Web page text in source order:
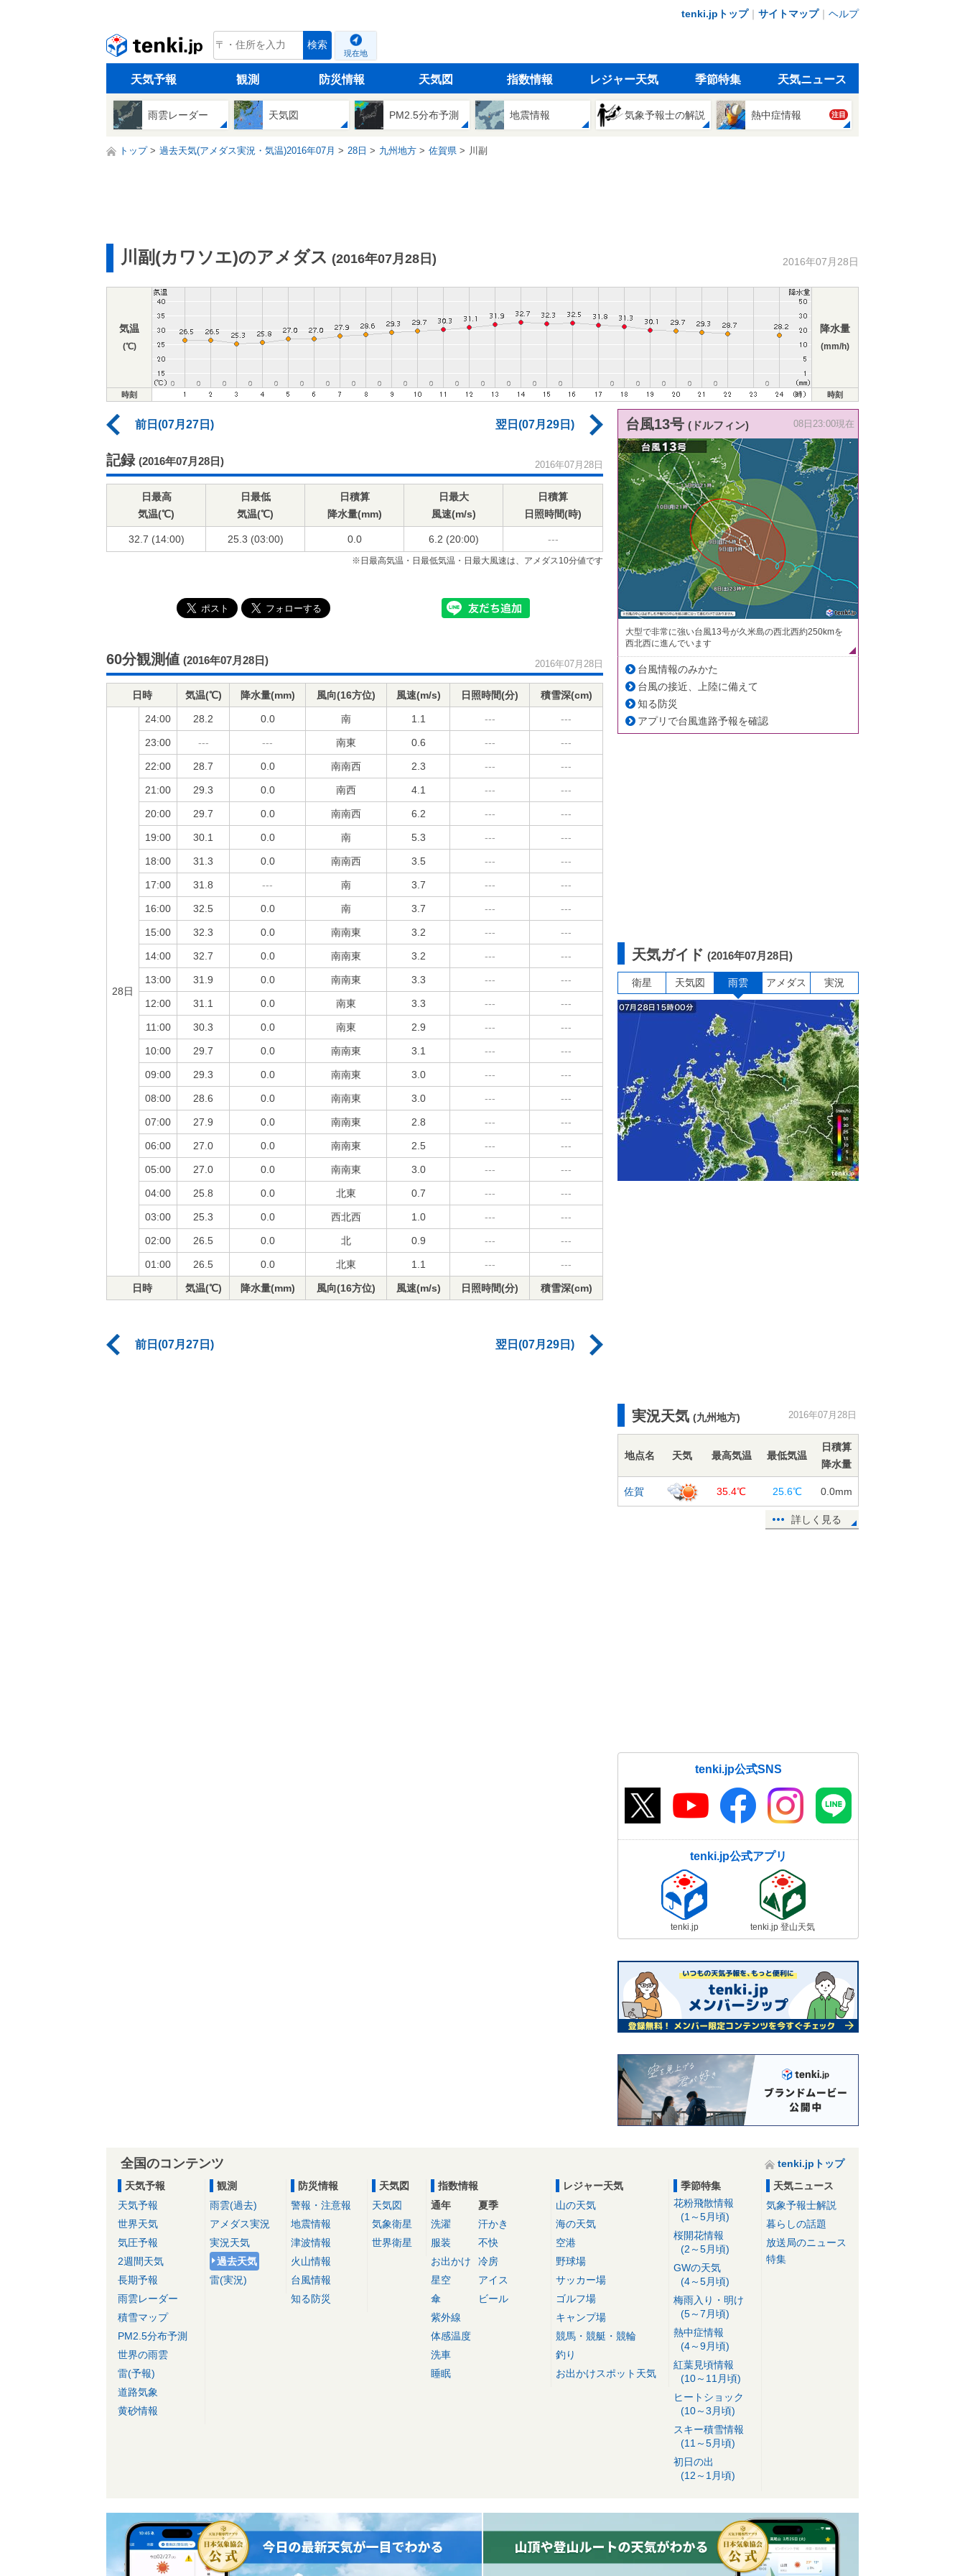
tenki.jpトップ｜ サイトマップ｜ ヘルプ
tenki.jp 検索
現在地
天気予報 観測 防災情報 天気図 指数情報 レジャー天気 季節特集 天気ニュース
雨雲レーダー 天気図 PM2.5分布予測 地震情報 気象予報士の解説 熱中症情報 注目
トップ 過去天気(アメダス実況・気温)2016年07月 28日 九州地方 佐賀県 川副
川副(カワソエ)のアメダス (2016年07月28日) 2016年07月28日
気温
(℃)
降水量
(mm/h)
時刻 時刻
前日(07月27日) 翌日(07月29日)
記録 (2016年07月28日) 2016年07月28日
日最高
気温(℃)
日最低
気温(℃)
日積算
降水量(mm)
日最大
風速(m/s)
日積算
日照時間(時)
32.7 (14:00) 25.3 (03:00) 0.0 6.2 (20:00) ---
※日最高気温・日最低気温・日最大風速は、アメダス10分値です
60分観測値 (2016年07月28日) 2016年07月28日
日時 気温(℃) 降水量(mm) 風向(16方位) 風速(m/s) 日照時間(分) 積雪深(cm)
28日
24:00 28.2 0.0 南 1.1 --- ---
23:00 --- --- 南東 0.6 --- ---
22:00 28.7 0.0 南南西 2.3 --- ---
21:00 29.3 0.0 南西 4.1 --- ---
20:00 29.7 0.0 南南西 6.2 --- ---
19:00 30.1 0.0 南 5.3 --- ---
18:00 31.3 0.0 南南西 3.5 --- ---
17:00 31.8 --- 南 3.7 --- ---
16:00 32.5 0.0 南 3.7 --- ---
15:00 32.3 0.0 南南東 3.2 --- ---
14:00 32.7 0.0 南南東 3.2 --- ---
13:00 31.9 0.0 南南東 3.3 --- ---
12:00 31.1 0.0 南東 3.3 --- ---
11:00 30.3 0.0 南東 2.9 --- ---
10:00 29.7 0.0 南南東 3.1 --- ---
09:00 29.3 0.0 南南東 3.0 --- ---
08:00 28.6 0.0 南南東 3.0 --- ---
07:00 27.9 0.0 南南東 2.8 --- ---
06:00 27.0 0.0 南南東 2.5 --- ---
05:00 27.0 0.0 南南東 3.0 --- ---
04:00 25.8 0.0 北東 0.7 --- ---
03:00 25.3 0.0 西北西 1.0 --- ---
02:00 26.5 0.0 北 0.9 --- ---
01:00 26.5 0.0 北東 1.1 --- ---
日時 気温(℃) 降水量(mm) 風向(16方位) 風速(m/s) 日照時間(分) 積雪深(cm)
前日(07月27日) 翌日(07月29日)
台風13号 (ドルフィン) 08日23:00現在
大型で非常に強い台風13号が久米島の西北西約250kmを
西北西に進んでいます
台風情報のみかた
台風の接近、上陸に備えて
知る防災
アプリで台風進路予報を確認
天気ガイド (2016年07月28日)
衛星 天気図 雨雲 アメダス 実況
実況天気 (九州地方) 2016年07月28日
地点名 天気 最高気温 最低気温
日積算
降水量
佐賀 35.4℃ 25.6℃ 0.0mm
詳しく見る
tenki.jp公式SNS
tenki.jp公式アプリ
tenki.jp tenki.jp 登山天気
全国のコンテンツ
tenki.jpトップ
天気予報
天気予報
世界天気
気圧予報
2週間天気
長期予報
雨雲レーダー
積雪マップ
PM2.5分布予測
世界の雨雲
雷(予報)
道路気象
黄砂情報
観測
雨雲(過去)
アメダス実況
実況天気
過去天気
雷(実況)
防災情報
警報・注意報
地震情報
津波情報
火山情報
台風情報
知る防災
天気図
天気図
気象衛星
世界衛星
指数情報
通年
洗濯
服装
お出かけ
星空
傘
紫外線
体感温度
洗車
睡眠
夏季
汗かき
不快
冷房
アイス
ビール
レジャー天気
山の天気
海の天気
空港
野球場
サッカー場
ゴルフ場
キャンプ場
競馬・競艇・競輪
釣り
お出かけスポット天気
季節特集
花粉飛散情報
(1～5月頃)
桜開花情報
(2～5月頃)
GWの天気
(4～5月頃)
梅雨入り・明け
(5～7月頃)
熱中症情報
(4～9月頃)
紅葉見頃情報
(10～11月頃)
ヒートショック
(10～3月頃)
スキー積雪情報
(11～5月頃)
初日の出
(12～1月頃)
天気ニュース
気象予報士解説
暮らしの話題
放送局のニュース
特集